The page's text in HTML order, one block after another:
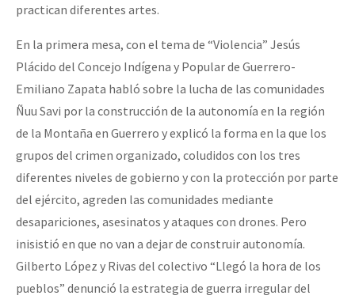
practican diferentes artes.
En la primera mesa, con el tema de “Violencia” Jesús
Plácido del Concejo Indígena y Popular de Guerrero-
Emiliano Zapata habló sobre la lucha de las comunidades
Ñuu Savi por la construcción de la autonomía en la región
de la Montaña en Guerrero y explicó la forma en la que los
grupos del crimen organizado, coludidos con los tres
diferentes niveles de gobierno y con la protección por parte
del ejército, agreden las comunidades mediante
desapariciones, asesinatos y ataques con drones. Pero
inisistió en que no van a dejar de construir autonomía.
Gilberto López y Rivas del colectivo “Llegó la hora de los
pueblos” denunció la estrategia de guerra irregular del